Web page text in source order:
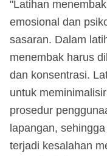
"Latihan
emosional dan
sasaran. Dalam
menembak harus
dan konsentrasi.
untuk
prosedur
lapangan,
terjadi kesalahan